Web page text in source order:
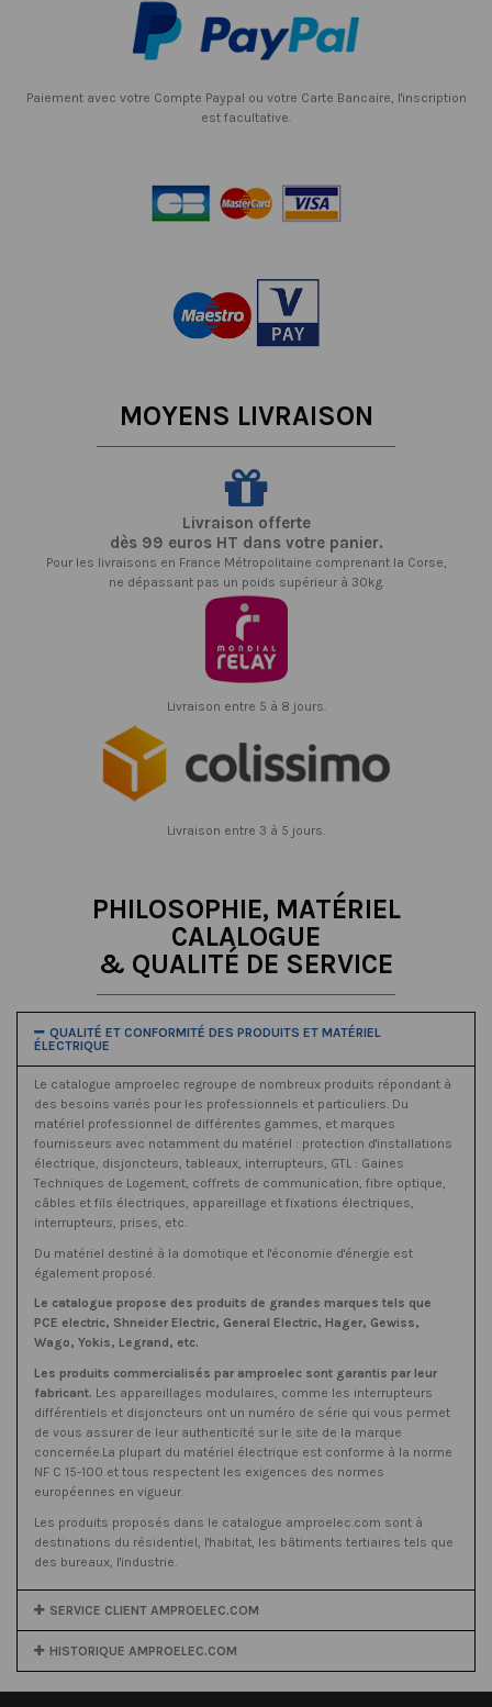
Paiement avec votre Compte Paypal ou votre Carte Bancaire, l'inscription
est facultative.
MOYENS LIVRAISON
Livraison offerte
dès 99 euros HT dans votre panier.
Pour les livraisons en France Métropolitaine comprenant la Corse,
ne dépassant pas un poids supérieur à 30kg.
Livraison entre 5 à 8 jours.
Livraison entre 3 à 5 jours.
PHILOSOPHIE, MATÉRIEL
CALALOGUE
& QUALITÉ DE SERVICE
QUALITÉ ET CONFORMITÉ DES PRODUITS ET MATÉRIEL
ÉLECTRIQUE
Le catalogue amproelec regroupe de nombreux produits répondant à
des besoins variés pour les professionnels et particuliers. Du
matériel professionnel de différentes gammes, et marques
fournisseurs avec notamment du matériel : protection d'installations
électrique, disjoncteurs, tableaux, interrupteurs, GTL : Gaines
Techniques de Logement, coffrets de communication, fibre optique,
câbles et fils électriques, appareillage et fixations électriques,
interrupteurs, prises, etc.
Du matériel destiné à la domotique et l'économie d'énergie est
également proposé.
Le catalogue propose des produits de grandes marques tels que
PCE electric, Shneider Electric, General Electric, Hager, Gewiss,
Wago, Yokis, Legrand, etc.
Les produits commercialisés par amproelec sont garantis par leur
fabricant. Les appareillages modulaires, comme les interrupteurs
différentiels et disjoncteurs ont un numéro de série qui vous permet
de vous assurer de leur authenticité sur le site de la marque
concernée.La plupart du matériel électrique est conforme à la norme
NF C 15-100 et tous respectent les exigences des normes
européennes en vigueur.
Les produits proposés dans le catalogue amproelec.com sont à
destinations du résidentiel, l'habitat, les bâtiments tertiaires tels que
des bureaux, l'industrie.
SERVICE CLIENT AMPROELEC.COM
HISTORIQUE AMPROELEC.COM